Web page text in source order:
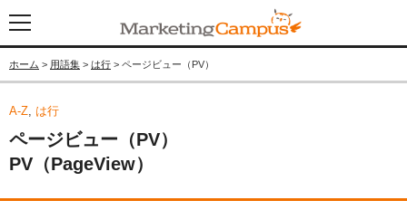
ホーム > 用語集 > は行 > ページビュー（PV）
A-Z, は行
ページビュー（PV）
PV（PageView）